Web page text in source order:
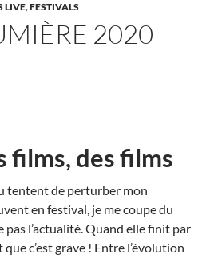
LIVE,FESTIVALS
2020
films, des films
tentent de perturber mon
en festival, je me coupe du
pas l’actualité. Quand elle finit par
c’est grave ! Entre l’évolution